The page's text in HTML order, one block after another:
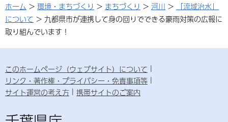
ホーム > 環境・まちづくり > まちづくり > 河川 >
「流域治水」
について > 九都県市が連携して身の回りでできる豪雨対策の広報に
取り組んでいます！
このホームページ（ウェブサイト）について
リンク・著作権・プライバシー・免責事項等
サイト運営の考え方
携帯サイトのご案内